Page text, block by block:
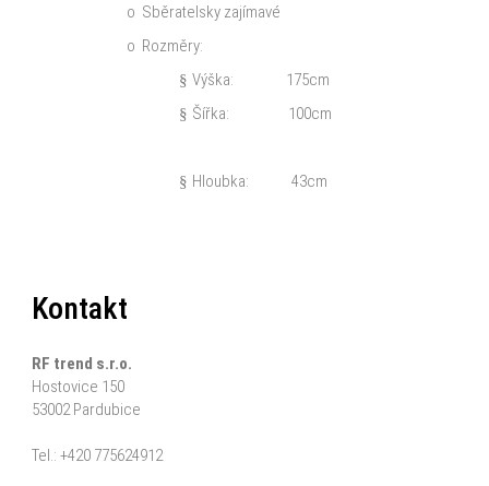
o Sběratelsky zajímavé
o Rozměry:
§ Výška: 175cm
§ Šířka: 100cm
§ Hloubka: 43cm
Kontakt
RF trend s.r.o.
Hostovice 150
53002 Pardubice
Tel.: +420 775624912